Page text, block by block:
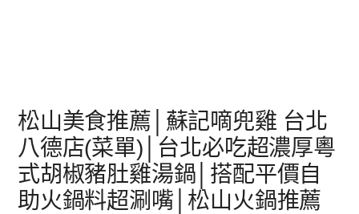
松山美食推薦│蘇記嘀兜雞 台北
八德店(菜單)│台北必吃超濃厚粵
式胡椒豬肚雞湯鍋│搭配平價自
助火鍋料超涮嘴│松山火鍋推薦